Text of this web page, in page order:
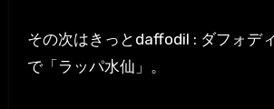
その次はきっとdaffodil : ダフォデ
で「ラッパ水仙」。